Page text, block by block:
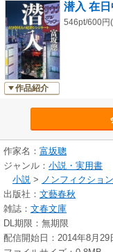
作品紹介
潜入 在
546pt/600円
作家名： 富坂聰
ジャンル： 小説・実用書
小説 > ノンフィクション
出版社： 文藝春秋
雑誌： 文春文庫
DL期限：無期限
配信開始日：2014年8月29